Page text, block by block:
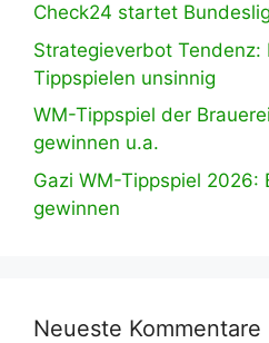
Check24 startet
Strategieverbot Tendenz:
Tippspielen unsinnig
WM-Tippspiel der
gewinnen u.a.
Gazi WM-Tippspiel 2026:
gewinnen
Neueste Kommentare